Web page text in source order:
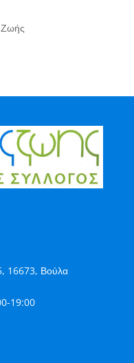
Ζωής
16673, Βούλα
19:00